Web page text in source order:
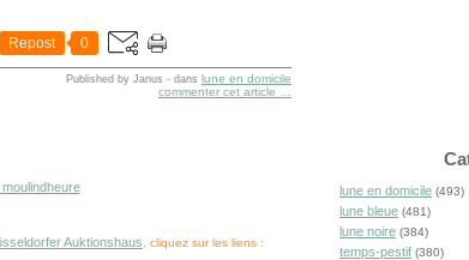
Repost 0
Published by Janus - dans lune en domicile
commenter cet article
Auktionshaus , cliquez sur les liens :
lune en domicile (493)
lune bleue (481)
lune noire (384)
temps-pestif (380)